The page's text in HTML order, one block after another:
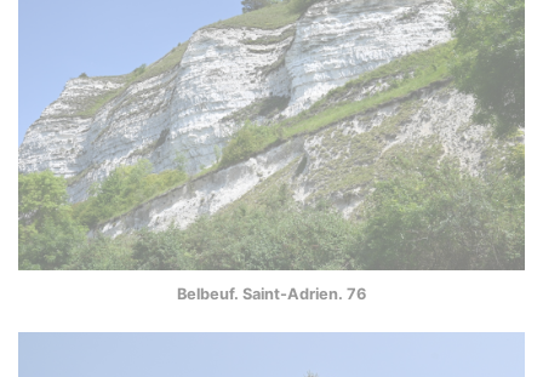
Belbeuf. Saint-Adrien. 76